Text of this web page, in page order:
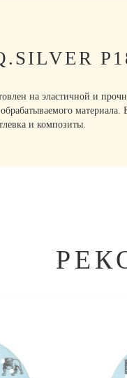
на эластичной и
и композиты.